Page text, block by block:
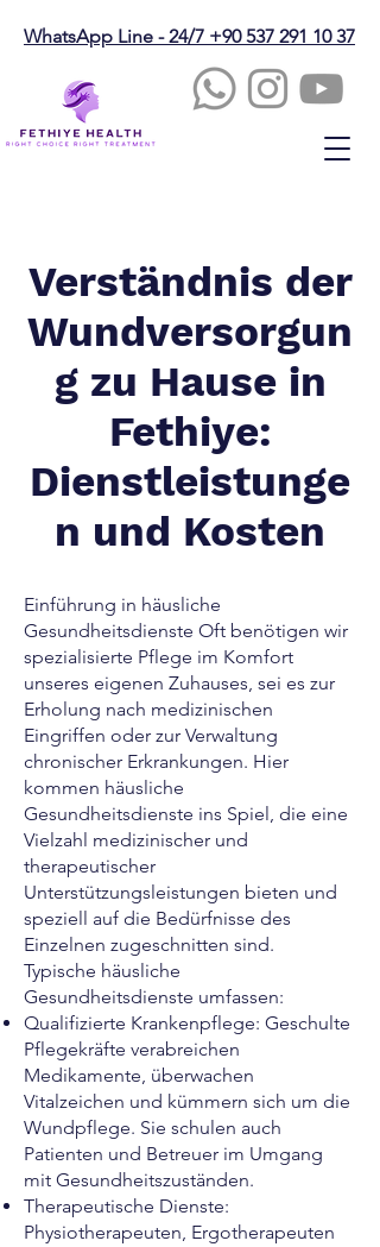
WhatsApp Line - 24/7 +90 537 291 10 37
Verständnis der
Wundversorgun
g zu Hause in
Fethiye:
Dienstleistunge
n und Kosten
Einführung in häusliche
Gesundheitsdienste Oft benötigen wir
spezialisierte Pflege im Komfort
unseres eigenen Zuhauses, sei es zur
Erholung nach medizinischen
Eingriffen oder zur Verwaltung
chronischer Erkrankungen. Hier
kommen häusliche
Gesundheitsdienste ins Spiel, die eine
Vielzahl medizinischer und
therapeutischer
Unterstützungsleistungen bieten und
speziell auf die Bedürfnisse des
Einzelnen zugeschnitten sind.
Typische häusliche
Gesundheitsdienste umfassen:
Qualifizierte Krankenpflege: Geschulte
Pflegekräfte verabreichen
Medikamente, überwachen
Vitalzeichen und kümmern sich um die
Wundpflege. Sie schulen auch
Patienten und Betreuer im Umgang
mit Gesundheitszuständen.
Therapeutische Dienste:
Physiotherapeuten, Ergotherapeuten